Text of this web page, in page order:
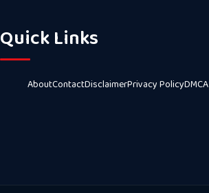
Quick Links
AboutContactDisclaimerPrivacy PolicyDMCA